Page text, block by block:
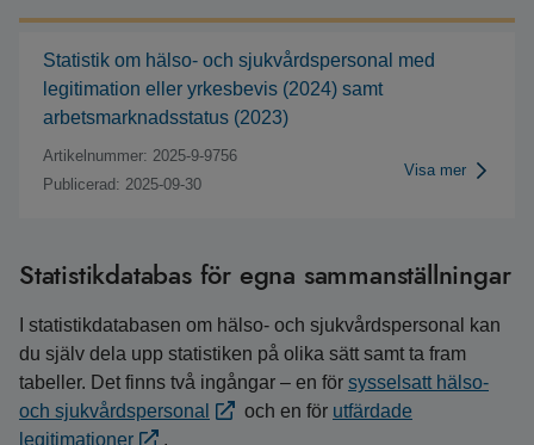
Statistik om hälso- och sjukvårdspersonal med
legitimation eller yrkesbevis (2024) samt
arbetsmarknadsstatus (2023)
Artikelnummer: 2025-9-9756
Publicerad: 2025-09-30
Visa mer
Statistikdatabas för egna sammanställningar
I statistikdatabasen om hälso- och sjukvårdspersonal kan
du själv dela upp statistiken på olika sätt samt ta fram
tabeller. Det finns två ingångar – en för sysselsatt hälso-
och sjukvårdspersonal
och en för utfärdade
legitimationer
.